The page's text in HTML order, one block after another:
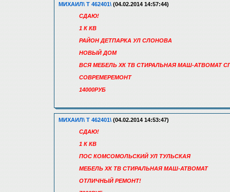
МИХАИЛ\ Т 462401\ (04.02.2014 14:57:44)
СДАЮ!
1 К КВ
РАЙОН ДЕТПАРКА УЛ СЛОНОВА
НОВЫЙ ДОМ
ВСЯ МЕБЕЛЬ ХК ТВ СТИРАЛЬНАЯ МАШ-АТВОМАТ
СОВРЕМЕРЕМОНТ
14000РУБ
МИХАИЛ\ Т 462401\ (04.02.2014 14:53:47)
СДАЮ!
1 К КВ
ПОС КОМСОМОЛЬСКИЙ УЛ ТУЛЬСКАЯ
МЕБЕЛЬ ХК ТВ СТИРАЛЬНАЯ МАШ-АТВОМАТ
ОТЛИЧНЫЙ РЕМОНТ!